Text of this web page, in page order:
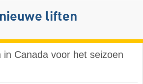
liften
in Canada voor het seizoen